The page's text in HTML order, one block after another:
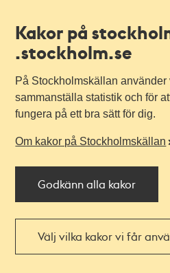
Kakor på
.stockholm.se
På Stockholmskällan använder
sammanställa statistik och för
fungera på ett bra sätt för dig.
Om kakor på Stockholmskällan
Godkänn alla kakor
Välj vilka kakor vi får